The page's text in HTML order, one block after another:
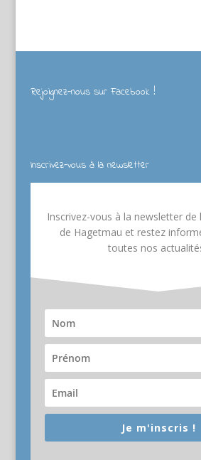
Rejoignez-nous sur Facebook !
Inscrivez-vous à la newsletter
Inscrivez-vous à la newsletter de
de Hagetmau et restez
toutes nos
Je m'inscris !